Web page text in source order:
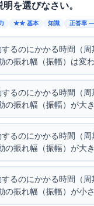
を選びなさい。
★★ 基本 知識 正答率 —
するのにかかる時間（周
の振れ幅（振幅）は変
するのにかかる時間（周
の振れ幅（振幅）が大
るのにかかる時間（周
の振れ幅（振幅）が大き
るのにかかる時間（周
の振れ幅（振幅）が小さ